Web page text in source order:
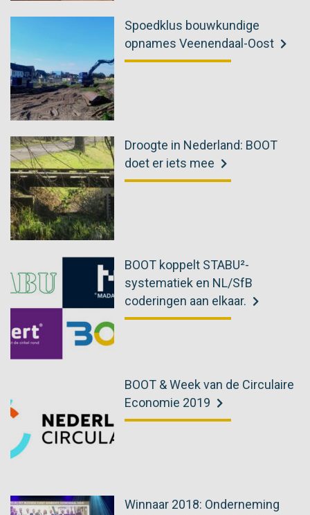
Spoedklus bouwkundige
opnames Veenendaal-Oost
Droogte in Nederland: BOOT
doet er iets mee
BOOT koppelt STABU²-
systematiek en NL/SfB
coderingen aan elkaar.
BOOT & Week van de Circulaire
Economie 2019
Winnaar 2018: Onderneming